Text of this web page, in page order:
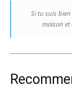
Si tu suis
maison